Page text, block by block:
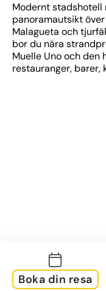
Modernt stadshotell
panoramautsikt
Malagueta och
bor du nära
Muelle Uno och den
restauranger, barer,
Boka din resa